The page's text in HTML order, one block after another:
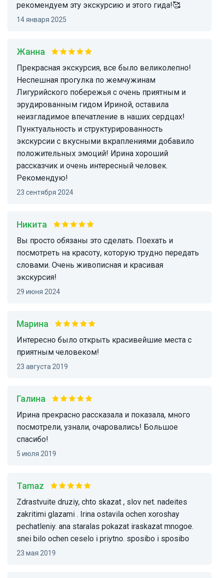
рекомендуем эту экскурсию и этого гида!🥰
14 января 2025
Жанна
Прекрасная экскурсия, все было великолепно!
Неспешная прогулка по жемчужинам
Лигурийского побережья с очень приятным и
эрудированным гидом Ириной, оставила
неизгладимое впечатление в наших сердцах!
Пунктуальность и структурированность
экскурсии с вкусными вкраплениями добавило
положительных эмоций! Ирина хороший
рассказчик и очень интересный человек.
Рекомендую!
23 сентября 2024
Никита
Вы просто обязаны это сделать. Поехать и
посмотреть на красоту, которую трудно передать
словами. Очень живописная и красивая
экскурсия!
29 июня 2024
Марина
Интересно было открыть красивейшие места с
приятным человеком!
23 августа 2019
Галина
Ирина прекрасно рассказала и показала, много
посмотрели, узнали, очаровались! Большое
спасибо!
5 июля 2019
tamaz
zdrastvuite druziy, chto skazat , slov net. nadeites
zakritimi glazami . Irina ostavila ochen xoroshay
pechatleniy. ana staralas pokazat iraskazat mnogoe.
snei bilo ochen ceselo i priytno. sposibo i sposibo
23 мая 2019